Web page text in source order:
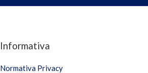
Informativa
Normativa Privacy